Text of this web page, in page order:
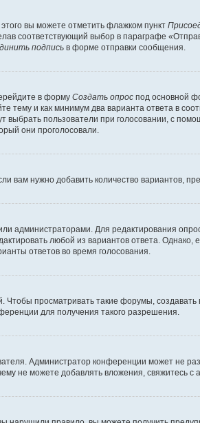
вы можете отметить флажком пункт
соответствующий выбор в параграфе
подпись в форме отправки сообщения.
в форму Создать опрос под основной
и как минимум два варианта ответа в
выбрать пользователи при голосовании, с
они проголосовали.
вам нужно добавить количество вариантов,
администраторами. Для редактирования
любой из вариантов ответа.
ответов во время голосования.
просматривать такие форумы,
для получения такого разрешения.
Администратор конференции может не
не можете добавлять вложения, свяжитесь с